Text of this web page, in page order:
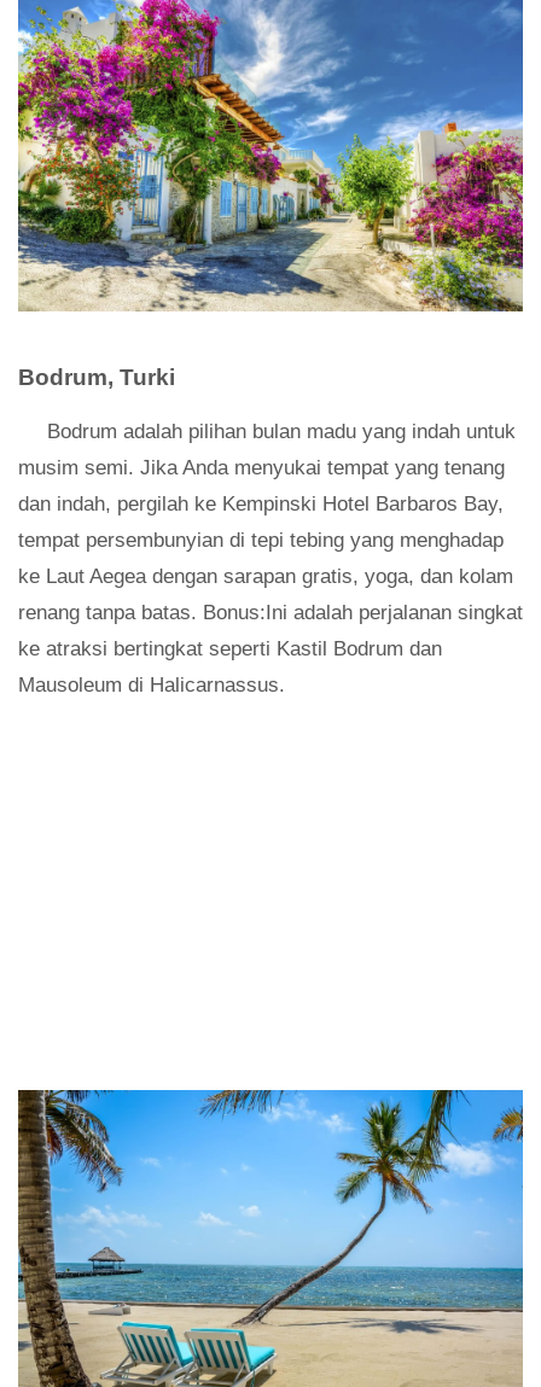
Bodrum, Turki
Bodrum adalah pilihan bulan madu yang indah untuk
musim semi. Jika Anda menyukai tempat yang tenang
dan indah, pergilah ke Kempinski Hotel Barbaros Bay,
tempat persembunyian di tepi tebing yang menghadap
ke Laut Aegea dengan sarapan gratis, yoga, dan kolam
renang tanpa batas. Bonus:Ini adalah perjalanan singkat
ke atraksi bertingkat seperti Kastil Bodrum dan
Mausoleum di Halicarnassus.